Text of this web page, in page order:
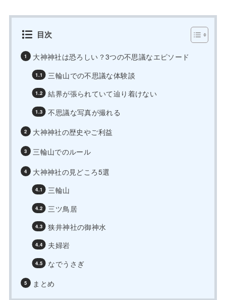
目次
大神神社は恐ろしい？3つの不思議なエピソード
三輪山での不思議な体験談
結界が張られていて辿り着けない
不思議な写真が撮れる
大神神社の歴史やご利益
三輪山でのルール
大神神社の見どころ5選
三輪山
三ツ鳥居
狭井神社の御神水
夫婦岩
なでうさぎ
まとめ